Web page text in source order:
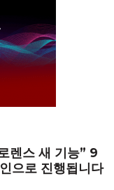
렌스 새 기능” 9
으로 진행됩니다